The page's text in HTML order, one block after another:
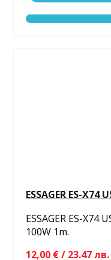
ESSAGER ES-
ESSAGER ES-X74
100W 1m.
12,00 € / 23.47 лв.